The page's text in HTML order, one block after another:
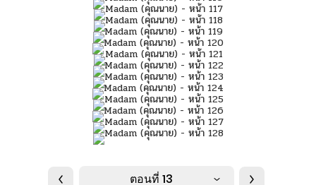
ตอนที่ 13